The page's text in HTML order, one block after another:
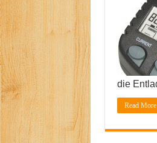
die
Read